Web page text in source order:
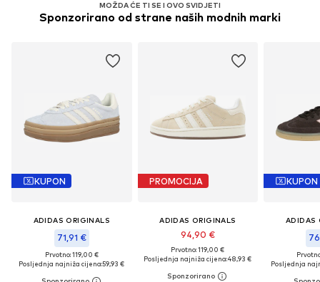
MOŽDA ĆE TI SE I OVO SVIDJETI
Sponzorirano od strane naših modnih marki
KUPON
ADIDAS ORIGINALS
71,91 €
Prvotno: 119,00 €
Posljednja najniža cijena:59,93 €
PROMOCIJA
ADIDAS ORIGINALS
94,90 €
Prvotno: 119,00 €
Posljednja najniža cijena:48,93 €
KUPON
ADIDAS
Posljednja